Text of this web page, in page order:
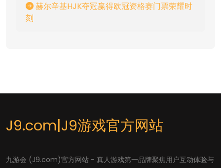
赫尔辛基HJK夺冠赢得欧冠资格赛门票荣耀时
刻
J9.com|J9游戏官方网站
九游会 (J9.com)官方网站 - 真人游戏第一品牌聚焦用户互动体验与